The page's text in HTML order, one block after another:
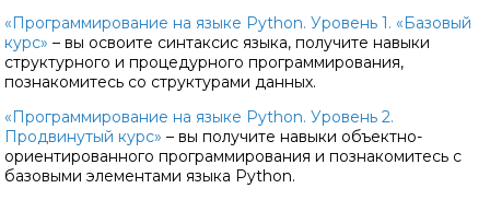
«Программирование на языке Python. Уровень 1. «Базовый
курс» – вы освоите синтаксис языка, получите навыки
структурного и процедурного программирования,
познакомитесь со структурами данных.
«Программирование на языке Python. Уровень 2.
Продвинутый курс» – вы получите навыки объектно-
ориентированного программирования и познакомитесь с
базовыми элементами языка Python.